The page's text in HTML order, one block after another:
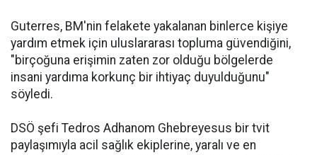
Guterres, BM'nin felakete yakalanan binlerce kişiye
yardım etmek için uluslararası topluma güvendiğini,
"birçoğuna erişimin zaten zor olduğu bölgelerde
insani yardıma korkunç bir ihtiyaç duyulduğunu"
söyledi.
DSÖ şefi Tedros Adhanom Ghebreyesus bir tvit
paylaşımıyla acil sağlık ekiplerine, yaralı ve en